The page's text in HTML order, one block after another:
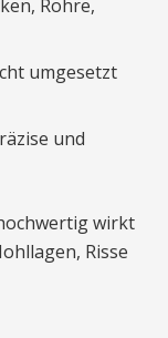
Rohre,
umgesetzt
und
wirkt
Risse